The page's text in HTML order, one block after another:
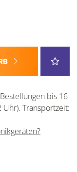
bis 16
Transportzeit: